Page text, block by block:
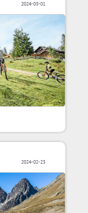
2024-03-01
2024-02-23